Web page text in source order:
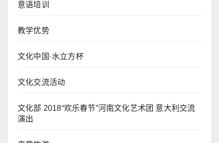
意语培训
教学优势
文化中国·水立方杯
文化交流活动
文化部 2018“欢乐春节”河南文化艺术团 意大利交流
演出